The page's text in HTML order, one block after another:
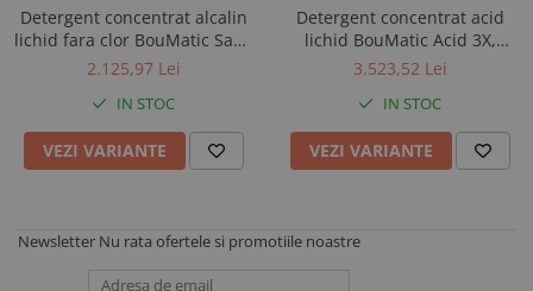
Detergent concentrat alcalin
lichid fara clor BouMatic Sana
Guard 1, pentru instalatii de
2.125,97 Lei
IN STOC
VEZI VARIANTE
Detergent concentrat acid
lichid BouMatic Acid 3X,
pentru instalatii de muls si
3.523,52 Lei
IN STOC
VEZI VARIANTE
Newsletter Nu rata ofertele si promotiile noastre